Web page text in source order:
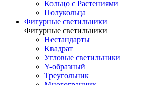
Кольцо с Растениями
Полукольца
Фигурные светильники
Фигурные светильники
Нестандарты
Квадрат
Угловые светильники
Y-образный
Треугольник